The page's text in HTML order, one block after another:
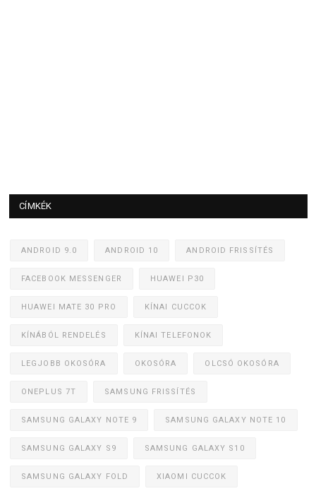
CÍMKÉK
ANDROID 9.0 ANDROID 10 ANDROID FRISSÍTÉS
FACEBOOK MESSENGER HUAWEI P30
HUAWEI MATE 30 PRO KÍNAI CUCCOK
KÍNÁBÓL RENDELÉS KÍNAI TELEFONOK
LEGJOBB OKOSÓRA OKOSÓRA OLCSÓ OKOSÓRA
ONEPLUS 7T SAMSUNG FRISSÍTÉS
SAMSUNG GALAXY NOTE 9 SAMSUNG GALAXY NOTE 10
SAMSUNG GALAXY S9 SAMSUNG GALAXY S10
SAMSUNG GALAXY FOLD XIAOMI CUCCOK